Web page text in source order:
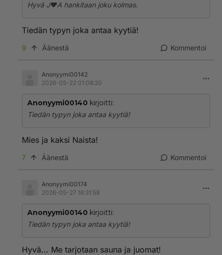
Hyvä J❤️A hankitaan joku kolmas.
Tiedän typyn joka antaa kyytiä!
9 Äänestä Kommentoi
Anonyymi00142
2026-05-22 01:08:20
Anonyymi00140 kirjoitti:
Tiedän typyn joka antaa kyytiä!
Mies ja kaksi Naista!
7 Äänestä Kommentoi
Anonyymi00174
2026-05-27 16:31:58
Anonyymi00140 kirjoitti:
Tiedän typyn joka antaa kyytiä!
Hyvä... Me tarjotaan sauna ja juomat!